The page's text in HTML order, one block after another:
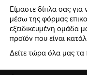
Είμαστε δίπλα σας
μέσω της φόρμας
εξειδικευμένη ομάδα
προϊόν που είναι
Δείτε τώρα όλα μας τα